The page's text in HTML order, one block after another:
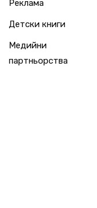
Реклама
Детски книги
Медийни
партньорства